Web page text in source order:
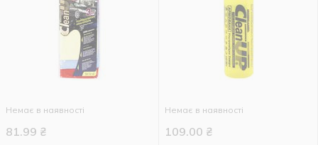
Немає в наявності
81.99 ₴
Немає в наявності
109.00 ₴